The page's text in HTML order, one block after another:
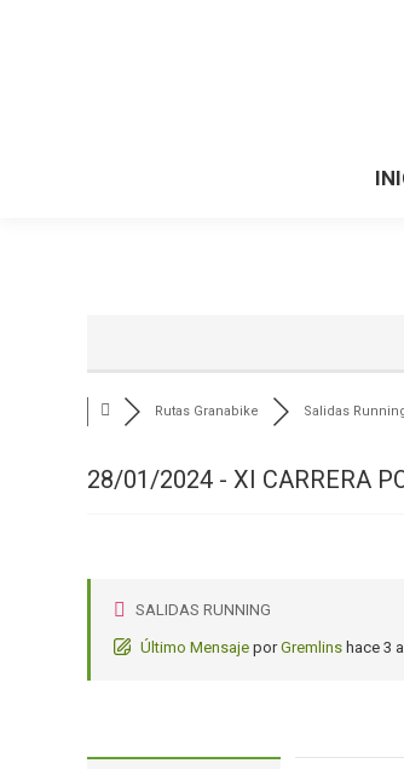
Rutas Granabike Salidas
28/01/2024 - XI CARRERA
SALIDAS RUNNING
Último Mensaje por Gremlins hace 3